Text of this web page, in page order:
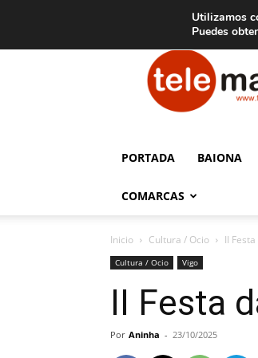
Aviso legal
PORTADA BAIONA
COMARCAS
Inicio Cultura / Ocio II
Cultura / Ocio Vigo
II Festa
Por Aninha - 23/10/2025
Utilizamos
Puedes